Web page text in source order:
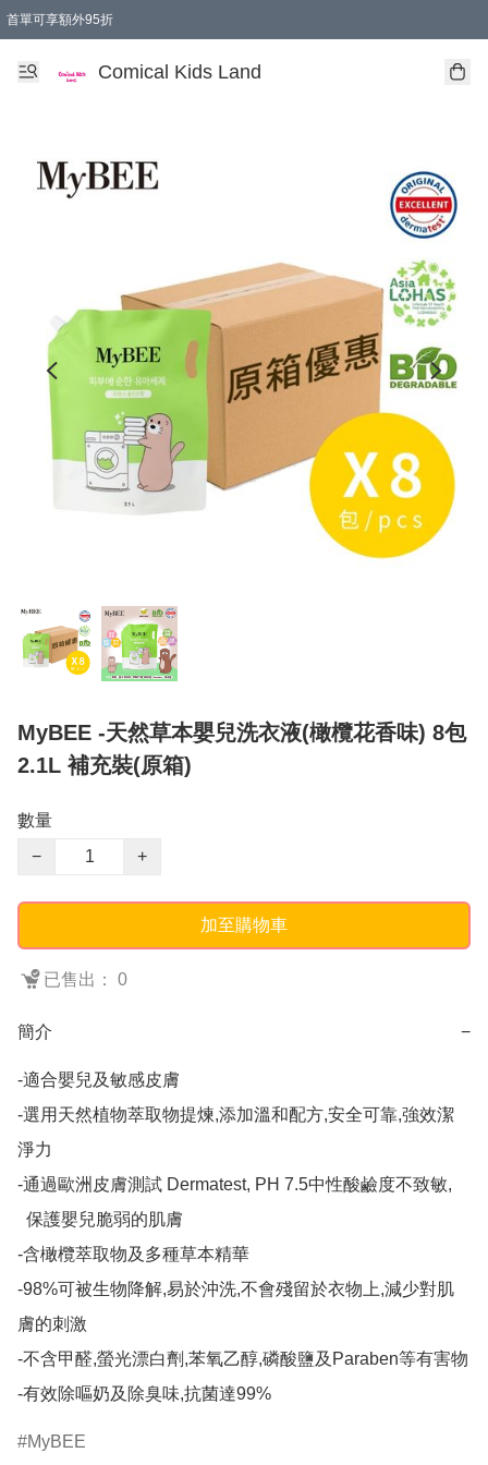
首單可享額外95折
Comical Kids Land
MyBEE -天然草本嬰兒洗衣液(橄欖花香味) 8包
2.1L 補充裝(原箱)
數量
−
+
加至購物車
已售出： 0
簡介 −
-適合嬰兒及敏感皮膚
-選用天然植物萃取物提煉,添加溫和配方,安全可靠,強效潔
淨力
-通過歐洲皮膚測試 Dermatest, PH 7.5中性酸鹼度不致敏,
-含橄欖萃取物及多種草本精華
-98%可被生物降解,易於沖洗,不會殘留於衣物上,減少對肌
膚的刺激
-不含甲醛,螢光漂白劑,苯氧乙醇,磷酸鹽及Paraben等有害物
-有效除嘔奶及除臭味,抗菌達99%
MyBEE